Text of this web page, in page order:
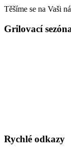
Těšíme se na Vaši
Grilovací
Rychlé odkazy